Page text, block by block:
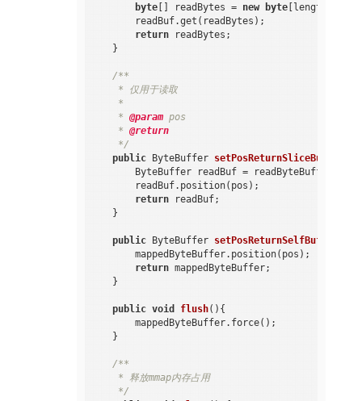
byte[] readBytes = new byte[length];
        readBuf.get(readBytes);
return readBytes;
    }
/**
     * 仅用于读取
     *
     *
@param pos
     *
@return
     */
public ByteBuffer setPosReturnSliceBuffer
ByteBuffer readBuf =
        readBuf.position(pos);
return readBuf;
    }
public ByteBuffer setPosReturnSelfBuffer
        mappedByteBuffer.position(pos);
return mappedByteBuffer;
    }
public void flush() {
        mappedByteBuffer.force();
    }
/**
     * 释放mmap内存占用
     */